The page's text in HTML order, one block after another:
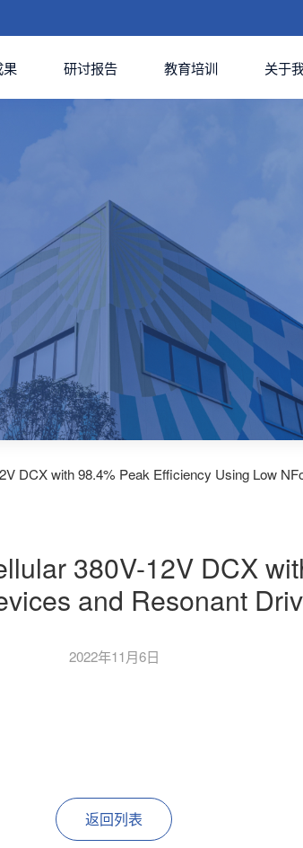
果 研讨报告 教育培训 关于
DCX with 98.4% Peak Efficiency Using Low
380V-12V DCX
and Resonant
2022年11月6日
返回列表